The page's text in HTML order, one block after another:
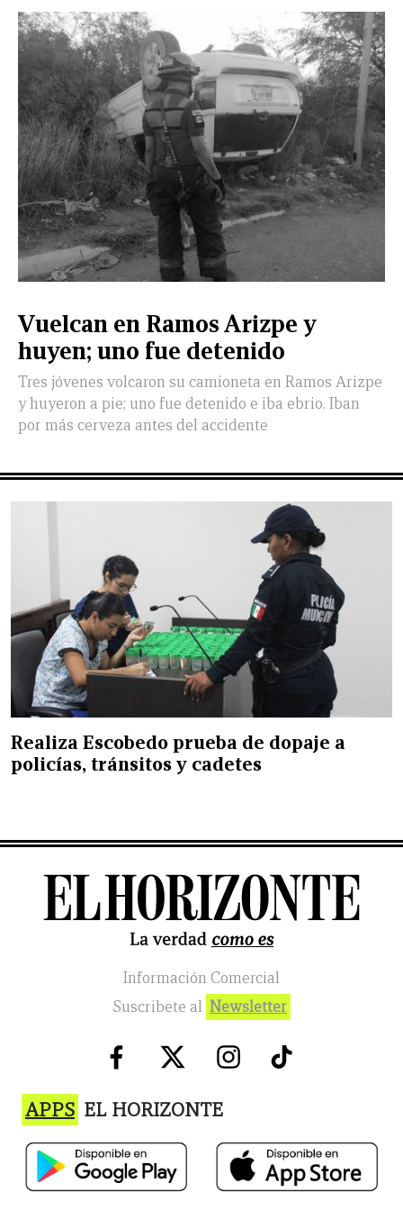
Vuelcan en Ramos Arizpe y
huyen; uno fue detenido
Tres jóvenes volcaron su camioneta en Ramos Arizpe
y huyeron a pie; uno fue detenido e iba ebrio. Iban
por más cerveza antes del accidente
Realiza Escobedo prueba de dopaje a
policías, tránsitos y cadetes
Información Comercial
Suscribete al Newsletter
APPS EL HORIZONTE